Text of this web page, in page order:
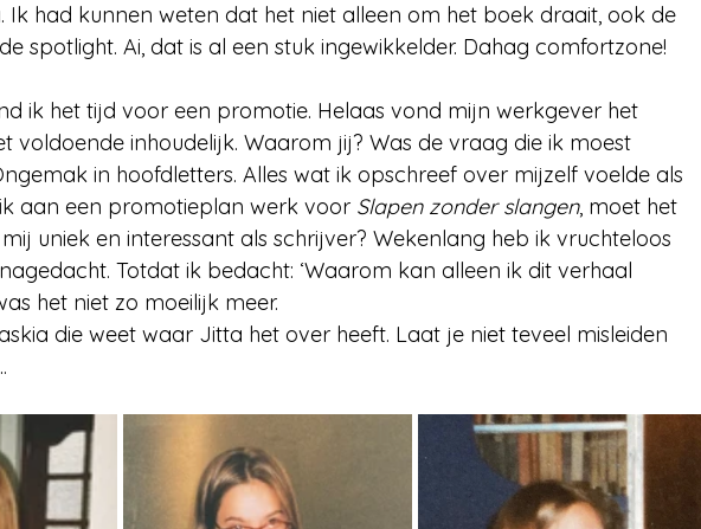
Ik had kunnen weten dat het niet alleen om het boek draait, ook de
spotlight. Ai, dat is al een stuk ingewikkelder. Dahag comfortzone!
ik het tijd voor een promotie. Helaas vond mijn werkgever het
voldoende inhoudelijk. Waarom jij? Was de vraag die ik moest
in hoofdletters. Alles wat ik opschreef over mijzelf voelde als
aan een promotieplan werk voor Slapen zonder slangen, moet het
uniek en interessant als schrijver? Wekenlang heb ik vruchteloos
Totdat ik bedacht: ‘Waarom kan alleen ik dit verhaal
het niet zo moeilijk meer.
die weet waar Jitta het over heeft. Laat je niet teveel misleiden